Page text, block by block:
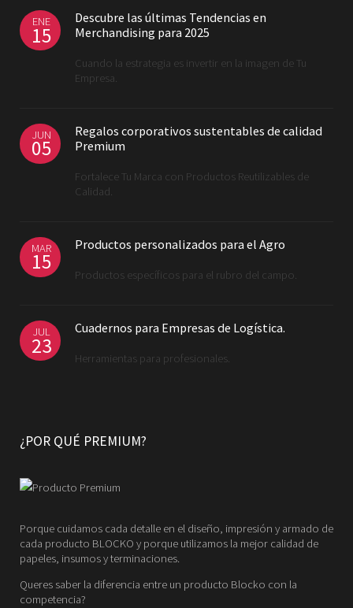
ENE
15
Descubre las últimas Tendencias en
Merchandising para 2025
Cuando la estrategia es invertir en la imagen de Tu
Empresa.
JUN
05
Regalos corporativos sustentables de calidad
Premium
Fortalece Tu Marca con Productos Reutilizables de
Calidad.
MAR
15
Productos personalizados para el Agro
Productos específicos para el rubro del campo.
JUL
23
Cuadernos para Empresas de Logística.
Herramientas para profesionales.
¿POR QUÉ PREMIUM?
Porque cuidamos cada detalle en el diseño, impresión y armado de
cada producto BLOCKO y porque utilizamos la mejor calidad de
papeles, insumos y terminaciones.
Queres saber la diferencia entre un producto Blocko con la
competencia?